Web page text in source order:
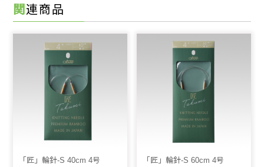
関連商品
「匠」輪針-S 40cm 4号 「匠」輪針-S 60cm 4号